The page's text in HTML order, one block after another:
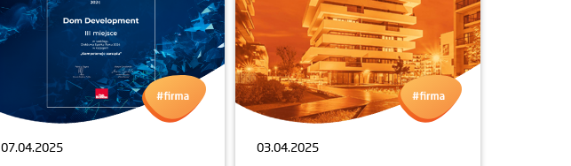
07.04.2025 03.04.2025